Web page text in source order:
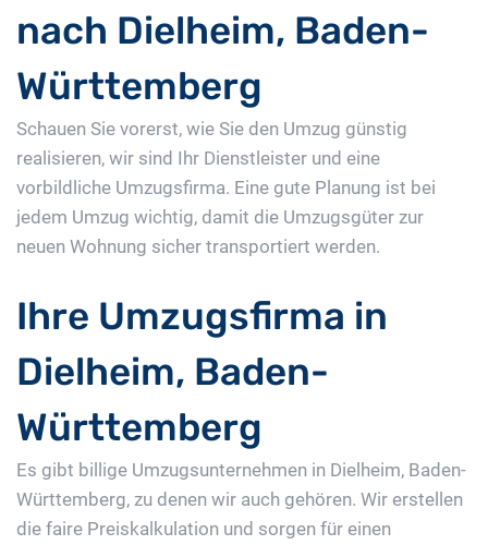
nach Dielheim, Baden-
Württemberg
Schauen Sie vorerst, wie Sie den Umzug günstig
realisieren, wir sind Ihr Dienstleister und eine
vorbildliche Umzugsfirma. Eine gute Planung ist bei
jedem Umzug wichtig, damit die Umzugsgüter zur
neuen Wohnung sicher transportiert werden.
Ihre Umzugsfirma in
Dielheim, Baden-
Württemberg
Es gibt billige Umzugsunternehmen in Dielheim, Baden-
Württemberg, zu denen wir auch gehören. Wir erstellen
die faire Preiskalkulation und sorgen für einen